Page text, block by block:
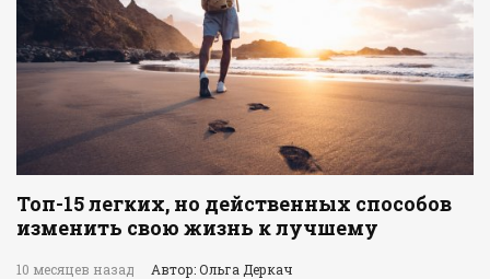
Топ-15 легких, но действенных способов
изменить свою жизнь к лучшему
10 месяцев назад Автор: Ольга Деркач